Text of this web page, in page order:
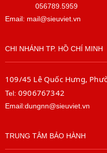
056789.5959
Email: mail@sieuviet.vn
CHI NHÁNH TP. HỒ CHÍ MINH
109/45 Lê Quốc Hưng,
Tel: 0906767342
Email:dungnn@sieuviet.vn
TRUNG TÂM BẢO HÀNH